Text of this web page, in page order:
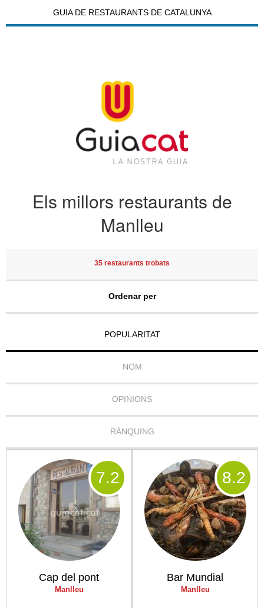
GUIA DE RESTAURANTS DE CATALUNYA
Els millors restaurants de
Manlleu
35 restaurants trobats
Ordenar per
POPULARITAT
NOM
OPINIONS
RÀNQUING
Cap del pont
Manlleu
7.2
Bar Mundial
Manlleu
8.2